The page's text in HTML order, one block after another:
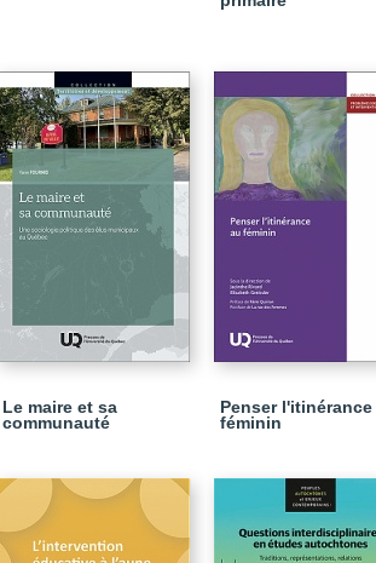
Le maire et sa
communauté
Penser l'itinérance
féminin